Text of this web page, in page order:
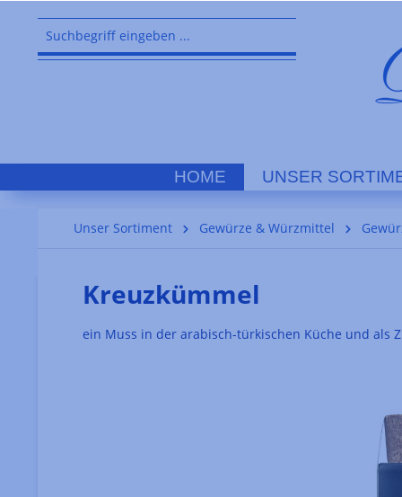
Zur Hauptnavigation springen
HOME UNSER
Unser Sortiment Gewürze & Würzmittel
Kreuzkümmel
ein Muss in der arabisch-türkischen Küche und als